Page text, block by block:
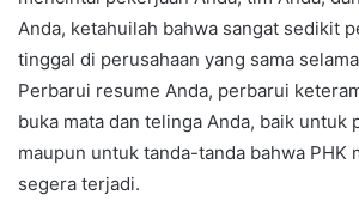
Anda, ketahuilah bahwa sangat sedikit
tinggal di perusahaan yang sama
Perbarui resume Anda, perbarui
buka mata dan telinga Anda, baik untuk
maupun untuk tanda-tanda bahwa PHK
segera terjadi.